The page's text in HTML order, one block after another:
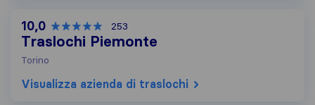
10,0 253
Traslochi Piemonte
Torino
Visualizza azienda di traslochi